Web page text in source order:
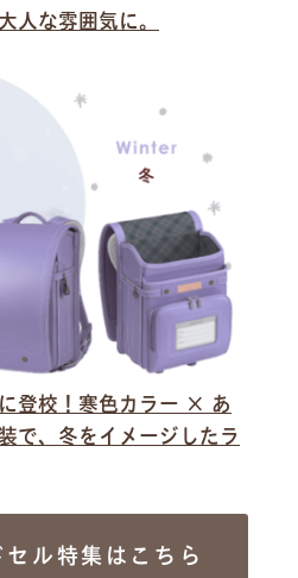
人な雰囲気に。
登校！寒色カラー × あ
で、冬をイメージしたラ
ル特集はこちら